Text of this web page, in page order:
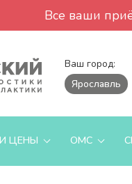
Все ваши
Ваш город:
Ярославль
ЦЕНЫ ОМС